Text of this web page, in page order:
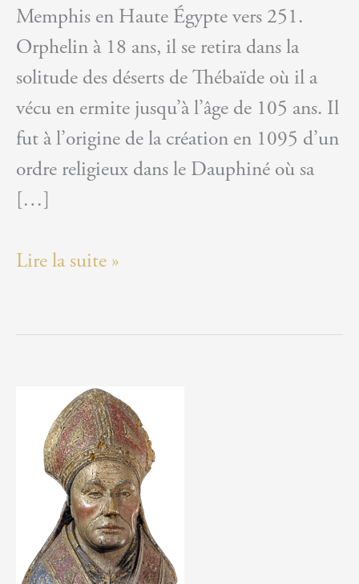
Memphis en Haute Égypte vers 251.
Orphelin à 18 ans, il se retira dans la
solitude des déserts de Thébaïde où il a
vécu en ermite jusqu’à l’âge de 105 ans. Il
fut à l’origine de la création en 1095 d’un
ordre religieux dans le Dauphiné où sa
[…]
Saint
Lire la suite »